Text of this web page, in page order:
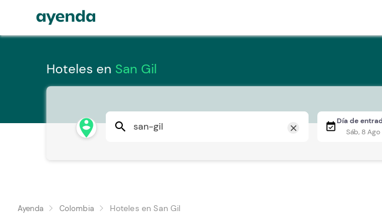
Hoteles en San Gil
person_pin_circle search close event_availableDía de
Sáb, 8 Ago
Ayenda Colombia Hoteles en San Gil